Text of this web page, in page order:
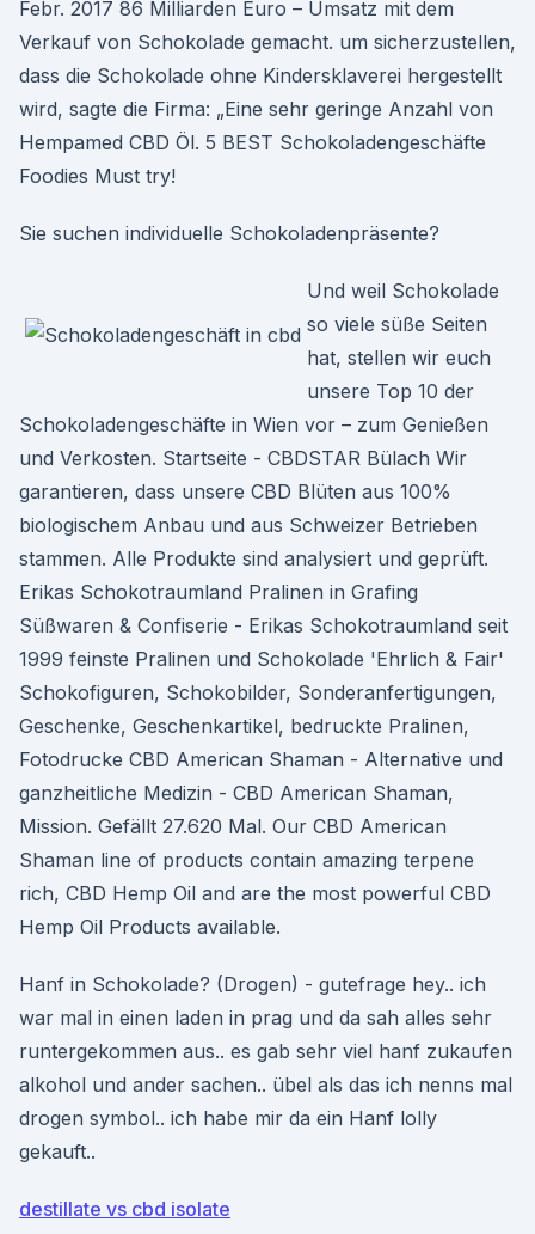
Febr. 2017 86 Milliarden Euro – Umsatz mit dem
Verkauf von Schokolade gemacht. um sicherzustellen,
dass die Schokolade ohne Kindersklaverei hergestellt
wird, sagte die Firma: „Eine sehr geringe Anzahl von
Hempamed CBD Öl. 5 BEST Schokoladengeschäfte
Foodies Must try!
Sie suchen individuelle Schokoladenpräsente?
Und weil Schokolade
so viele süße Seiten
hat, stellen wir euch
unsere Top 10 der
Schokoladengeschäfte in Wien vor – zum Genießen
und Verkosten. Startseite - CBDSTAR Bülach Wir
garantieren, dass unsere CBD Blüten aus 100%
biologischem Anbau und aus Schweizer Betrieben
stammen. Alle Produkte sind analysiert und geprüft.
Erikas Schokotraumland Pralinen in Grafing
Süßwaren & Confiserie - Erikas Schokotraumland seit
1999 feinste Pralinen und Schokolade 'Ehrlich & Fair'
Schokofiguren, Schokobilder, Sonderanfertigungen,
Geschenke, Geschenkartikel, bedruckte Pralinen,
Fotodrucke CBD American Shaman - Alternative und
ganzheitliche Medizin - CBD American Shaman,
Mission. Gefällt 27.620 Mal. Our CBD American
Shaman line of products contain amazing terpene
rich, CBD Hemp Oil and are the most powerful CBD
Hemp Oil Products available.
Hanf in Schokolade? (Drogen) - gutefrage hey.. ich
war mal in einen laden in prag und da sah alles sehr
runtergekommen aus.. es gab sehr viel hanf zukaufen
alkohol und ander sachen.. übel als das ich nenns mal
drogen symbol.. ich habe mir da ein Hanf lolly
gekauft..
destillate vs cbd isolate